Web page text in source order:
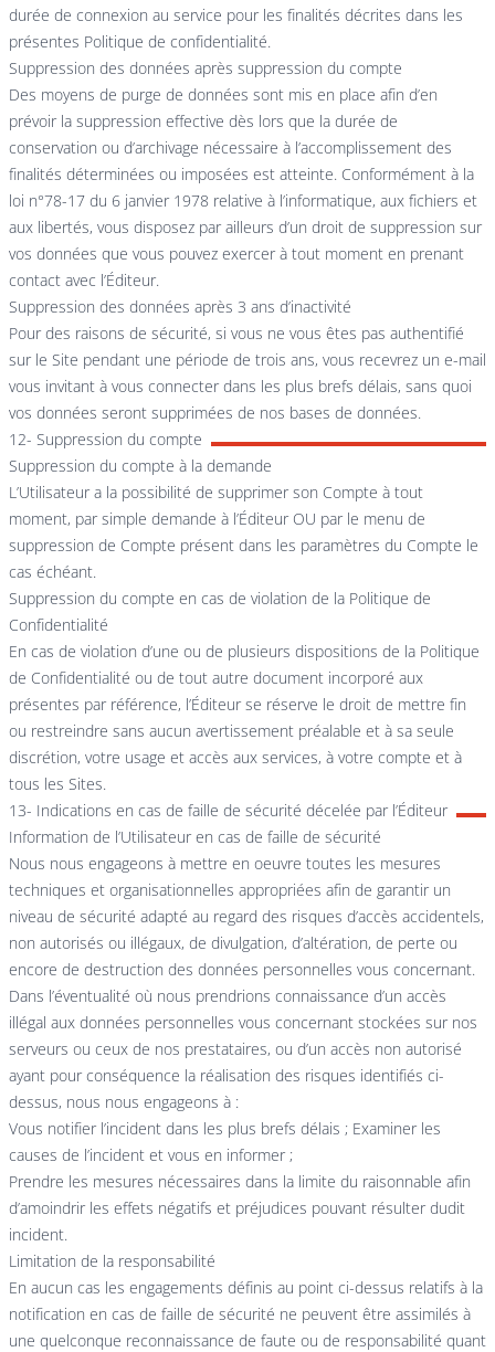
durée de connexion au service pour les finalités décrites dans les
présentes Politique de confidentialité.
Suppression des données après suppression du compte
Des moyens de purge de données sont mis en place afin d’en
prévoir la suppression effective dès lors que la durée de
conservation ou d’archivage nécessaire à l’accomplissement des
finalités déterminées ou imposées est atteinte. Conformément à la
loi n°78-17 du 6 janvier 1978 relative à l’informatique, aux fichiers et
aux libertés, vous disposez par ailleurs d’un droit de suppression sur
vos données que vous pouvez exercer à tout moment en prenant
contact avec l’Éditeur.
Suppression des données après 3 ans d’inactivité
Pour des raisons de sécurité, si vous ne vous êtes pas authentifié
sur le Site pendant une période de trois ans, vous recevrez un e-mail
vous invitant à vous connecter dans les plus brefs délais, sans quoi
vos données seront supprimées de nos bases de données.
12- Suppression du compte
Suppression du compte à la demande
L’Utilisateur a la possibilité de supprimer son Compte à tout
moment, par simple demande à l’Éditeur OU par le menu de
suppression de Compte présent dans les paramètres du Compte le
cas échéant.
Suppression du compte en cas de violation de la Politique de
Confidentialité
En cas de violation d’une ou de plusieurs dispositions de la Politique
de Confidentialité ou de tout autre document incorporé aux
présentes par référence, l’Éditeur se réserve le droit de mettre fin
ou restreindre sans aucun avertissement préalable et à sa seule
discrétion, votre usage et accès aux services, à votre compte et à
tous les Sites.
13- Indications en cas de faille de sécurité décelée par l’Éditeur
Information de l’Utilisateur en cas de faille de sécurité
Nous nous engageons à mettre en oeuvre toutes les mesures
techniques et organisationnelles appropriées afin de garantir un
niveau de sécurité adapté au regard des risques d’accès accidentels,
non autorisés ou illégaux, de divulgation, d’altération, de perte ou
encore de destruction des données personnelles vous concernant.
Dans l’éventualité où nous prendrions connaissance d’un accès
illégal aux données personnelles vous concernant stockées sur nos
serveurs ou ceux de nos prestataires, ou d’un accès non autorisé
ayant pour conséquence la réalisation des risques identifiés ci-
dessus, nous nous engageons à :
Vous notifier l’incident dans les plus brefs délais ; Examiner les
causes de l’incident et vous en informer ;
Prendre les mesures nécessaires dans la limite du raisonnable afin
d’amoindrir les effets négatifs et préjudices pouvant résulter dudit
incident.
Limitation de la responsabilité
En aucun cas les engagements définis au point ci-dessus relatifs à la
notification en cas de faille de sécurité ne peuvent être assimilés à
une quelconque reconnaissance de faute ou de responsabilité quant